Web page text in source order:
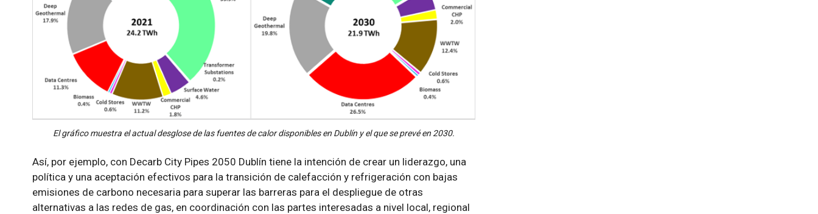
El gráfico muestra el actual desglose de las fuentes de calor disponibles en Dublín y el que se prevé en 2030.
Así, por ejemplo, con Decarb City Pipes 2050 Dublín tiene la intención de crear un liderazgo, una
política y una aceptación efectivos para la transición de calefacción y refrigeración con bajas
emisiones de carbono necesaria para superar las barreras para el despliegue de otras
alternativas a las redes de gas, en coordinación con las partes interesadas a nivel local, regional